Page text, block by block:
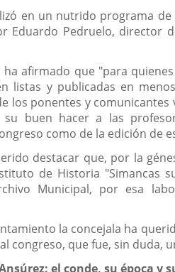
en un nutrido programa
Eduardo Pedruelo, director
ha afirmado que "para
listas y publicadas en
los ponentes y
buen hacer a las
como de la edición de
destacar que, por la
de Historia "Simancas
Municipal, por esa
la concejala ha
congreso, que fue, sin duda,
el conde, su época y